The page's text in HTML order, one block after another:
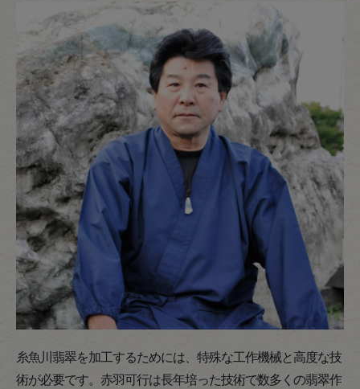
糸魚川翡翠を加工するためには、特殊な工作機械と高度な技
術が必要です。赤羽可行は長年培った技術で数多くの翡翠作